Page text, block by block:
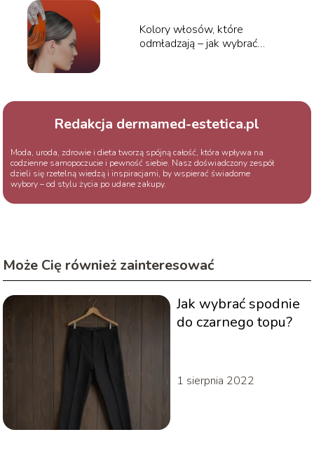
Kolory włosów, które
odmładzają – jak wybrać
Redakcja dermamed-estetica.pl
Moda, uroda, zdrowie i dieta tworzą spójną całość, która wpływa na
codzienne samopoczucie i pewność siebie. Nasz doświadczony zespół
dzieli się rzetelną wiedzą i inspiracjami, by wspierać świadome
wybory – od stylu życia po udane zakupy.
Może Cię również zainteresować
Jak wybrać spodnie
do czarnego topu?
1 sierpnia 2022